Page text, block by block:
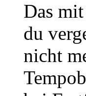
Das
du
nicht